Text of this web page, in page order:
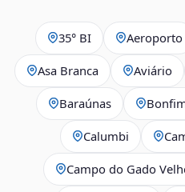
35° BI Aeroporto
Asa Branca Aviário
Baraúnas
Calumbi
Campo do Gado